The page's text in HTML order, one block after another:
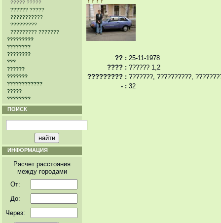
????? ?????
?????? ?????
???????????
?????????
????????? ???????
?????????
????????
????????
???
??????
???????
????????????
?????
????????
ПОИСК
ИНФОРМАЦИЯ
Расчет расстояния
между городами
От:
До:
Через:
?? : 25-11-1978
???? : ?????? 1,2
????????? : ???????, ??????????,
- : 32